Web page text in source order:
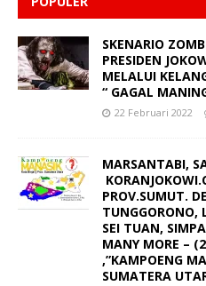
SKENARIO
PRESIDEN
MELALUI
“ GAGAL
22 Februari 2022
MARSANTABI,
PROV.SUMUT.
TUNGGORONO,
SEI TUAN,
MANY MORE –
,”KAMPOENG
SUMATERA